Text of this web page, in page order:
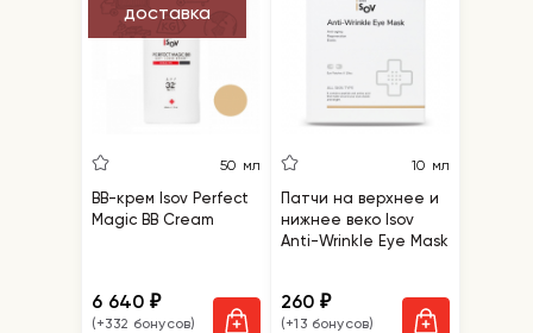
и полезными компонентами, питая кожу,
придавая ей здоровое сияние и
эластичность.
Регенерирующий крем для лица Isov Meso
- неповторимый крем для
сухой и атопичной кожи, дарит мгновенное
восстановление, облегчает
чувствительность и убирает шелушения,
сухость и стянутость. Кожа становится
гладкой и шелковистой.
доставка
50 мл
BB-крем Isov Perfect
Magic BB Cream
6 640₽
(+332 бонусов)
10 мл
Патчи на верхнее и
нижнее веко Isov
Anti-Wrinkle Eye Mask
260₽
(+13 бонусов)